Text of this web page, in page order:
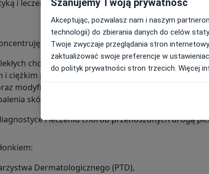
i leczeniem chorób skóry, błon śluzowych oraz
się na:
chorób zapalnych i autoimmunologicznych
ciężkim przebiegu, w tym leczeniu systemowym i
modyfikacji dotychczasowych terapii (m.in.
skóry, chorób pęcherzowych),
i leczeniu chorób przenoszonych drogą
Dermatologicznego (PTD),
Szanujemy Twoją prywatność
Akceptując, pozwalasz nam i naszym
technologii) do zbierania danych do celów
Twoje zwyczaje przeglądania stron
zaktualizować swoje preferencje w
do polityk prywatności stron trzecich. Więcej